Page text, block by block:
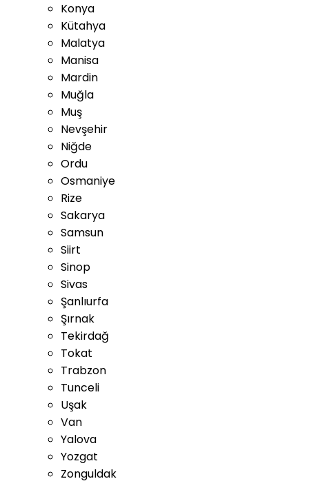
Konya
Kütahya
Malatya
Manisa
Mardin
Muğla
Muş
Nevşehir
Niğde
Ordu
Osmaniye
Rize
Sakarya
Samsun
Siirt
Sinop
Sivas
Şanlıurfa
Şırnak
Tekirdağ
Tokat
Trabzon
Tunceli
Uşak
Van
Yalova
Yozgat
Zonguldak